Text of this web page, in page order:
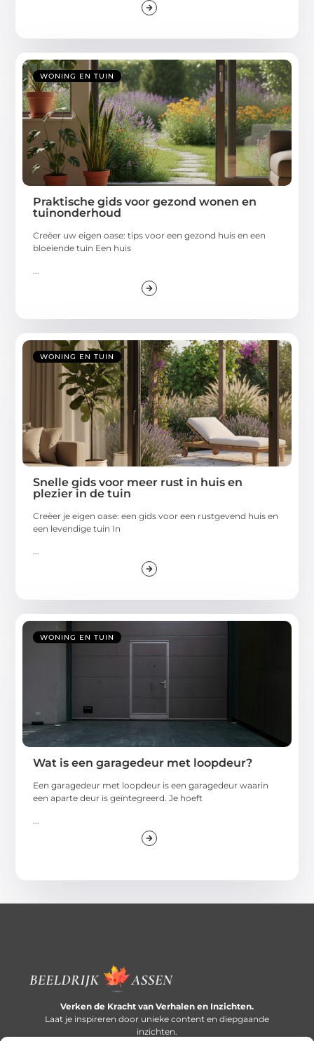
WONING EN TUIN
Praktische gids voor gezond wonen en
tuinonderhoud
Creëer uw eigen oase: tips voor een gezond huis en een
bloeiende tuin Een huis
...
WONING EN TUIN
Snelle gids voor meer rust in huis en
plezier in de tuin
Creëer je eigen oase: een gids voor een rustgevend huis en
een levendige tuin In
...
WONING EN TUIN
Wat is een garagedeur met loopdeur?
Een garagedeur met loopdeur is een garagedeur waarin
een aparte deur is geïntegreerd. Je hoeft
...
Verken de Kracht van Verhalen en Inzichten.
Laat je inspireren door unieke content en diepgaande
inzichten.